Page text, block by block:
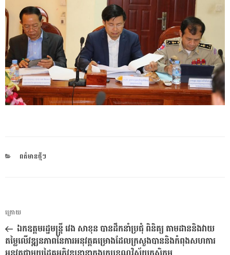
CATEGORIES
ពត៌មានថ្មីៗ
ការ​
នាំទិស​
ប្រកាស
អត្ថបទ
មុន
ក្រោយ
ឯកឧត្តមរដ្ឋមន្រ្តី វេង សាខុន បានដឹកនាំប្រជុំ ពិនិត្យ តាមដាននិងវាយ
តម្លៃលើវឌ្ឍនភាពនៃការអនុវត្តគម្រោងដែលក្រសួងបាននិងកំពុងសហការ